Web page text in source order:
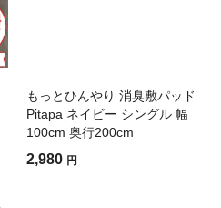
もっとひんやり 消臭敷パッド
Pitapa ネイビー シングル 幅
100cm 奥行200cm
2,980 円